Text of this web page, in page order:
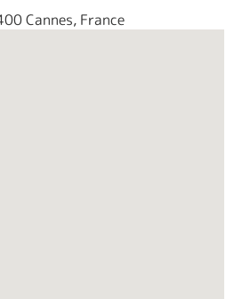
Cannes, France